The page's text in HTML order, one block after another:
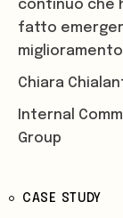
continuo che
fatto
Chiara
Internal
Group
CASE STUDY